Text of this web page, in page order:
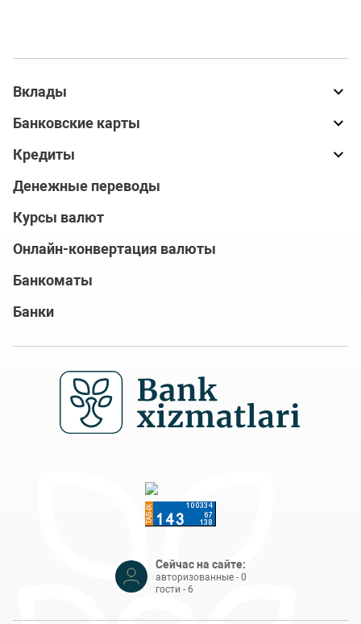
Вклады
Банковские карты
Кредиты
Денежные переводы
Курсы валют
Онлайн-конвертация валюты
Банкоматы
Банки
Сейчас на сайте:
авторизованные - 0
гости - 6